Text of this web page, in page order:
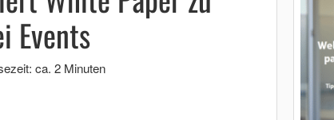
Events
ca. 2 Minuten